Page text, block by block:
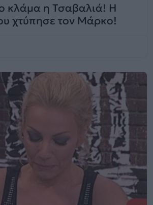
κλάμα η Τσαβαλιά! Η
χτύπησε τον Μάρκο!